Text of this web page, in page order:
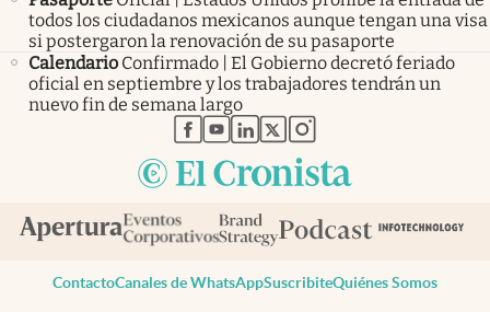
todos los ciudadanos mexicanos aunque tengan una visa
si postergaron la renovación de su pasaporte
Calendario Confirmado | El Gobierno decretó feriado
oficial en septiembre y los trabajadores tendrán un
nuevo fin de semana largo
abre en nueva pestaña
abre en nueva pestaña
abre en nueva pestaña
abre en nueva pestaña
abre en nueva pestaña
ContactoCanales de WhatsAppSuscribiteQuiénes Somos